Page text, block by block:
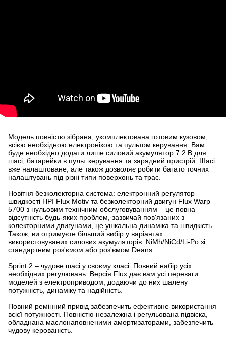
Модель повністю зібрана, укомплектована готовим кузовом,
всією необхідною електронікою та пультом керування. Вам
буде необхідно додати лише силовий акумулятор 7.2 В для
шасі, батарейки в пульт керування та зарядний пристрій. Шасі
вже налаштоване, але також дозволяє робити багато точних
налаштувань під різні типи поверхонь та трас.
Новітня безколекторна система: електронний регулятор
швидкості HPI Flux Motiv та безколекторний двигун Flux Warp
5700 з нульовим технічним обслуговуванням – це повна
відсутність будь-яких проблем, зазвичай пов'язаних з
колекторними двигунами, це унікальна динаміка та швидкість.
Також, ви отримуєте більший вибір у варіантах
використовуваних силових акумуляторів: NiMh/NiCd/Li-Po зі
стандартним роз'ємом або роз'ємом Deans.
Sprint 2 – чудове шасі у своєму класі. Повний набір усіх
необхідних регулювань. Версія Flux дає вам усі переваги
моделей з електроприводом, додаючи до них шалену
потужність, динаміку та надійність.
Повний ремінний привід забезпечить ефективне використання
всієї потужності. Повністю незалежна і регульована підвіска,
обладнана маслонаповненими амортизаторами, забезпечить
чудову керованість.